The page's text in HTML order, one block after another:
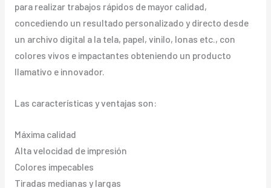
para realizar trabajos rápidos de mayor calidad,
concediendo un resultado personalizado y directo desde
un archivo digital a la tela, papel, vinilo, lonas etc., con
colores vivos e impactantes obteniendo un producto
llamativo e innovador.
Las características y ventajas son:
Máxima calidad
Alta velocidad de impresión
Colores impecables
Tiradas medianas y largas